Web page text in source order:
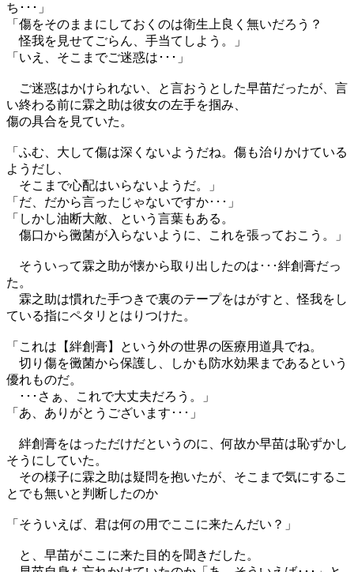
ち･･･」
「傷をそのままにしておくのは衛生上良く無いだろう？
怪我を見せてごらん、手当てしよう。」
「いえ、そこまでご迷惑は･･･」
ご迷惑はかけられない、と言おうとした早苗だったが、言
い終わる前に霖之助は彼女の左手を掴み、
傷の具合を見ていた。
「ふむ、大して傷は深くないようだね。傷も治りかけている
ようだし、
そこまで心配はいらないようだ。」
「だ、だから言ったじゃないですか･･･」
「しかし油断大敵、という言葉もある。
傷口から黴菌が入らないように、これを張っておこう。」
そういって霖之助が懐から取り出したのは･･･絆創膏だっ
た。
霖之助は慣れた手つきで裏のテープをはがすと、怪我をし
ている指にペタリとはりつけた。
「これは【絆創膏】という外の世界の医療用道具でね。
切り傷を黴菌から保護し、しかも防水効果まであるという
優れものだ。
･･･さぁ、これで大丈夫だろう。」
「あ、ありがとうございます･･･」
絆創膏をはっただけだというのに、何故か早苗は恥ずかし
そうにしていた。
その様子に霖之助は疑問を抱いたが、そこまで気にするこ
とでも無いと判断したのか
「そういえば、君は何の用でここに来たんだい？」
と、早苗がここに来た目的を聞きだした。